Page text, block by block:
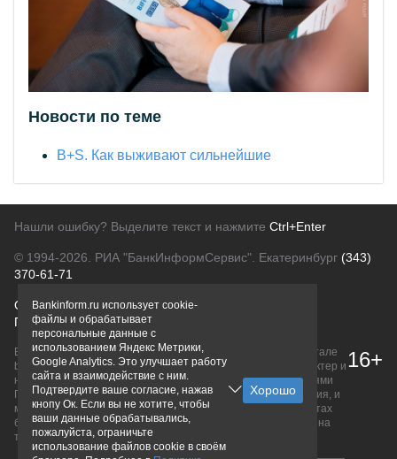
Новости по теме
B+S. Как выживают сильнейшие
Нашли ошибку? Выделите текст и нажмите Ctrl+Enter
© 1994-2026. РИА "БанкИнформСервис". Екатеринбург (343)
370-61-71
О проектеПолитика конфиденциальности
Правовая информацияДля рекламодателей
Вся информация о продуктах банков, размещенная на портале
bankinform.ru, носит исключительно ознакомительный характер и
не является публичной офертой, определяемой положениями
ГК РФ. Информация не содержит точного и полного описания, и
может быть изменена. Конечные условия уточняйте на сайтах
банков или при личном обращении. Исключительное право на
товарные знаки принадлежит их правообладателям.
16+
Bankinform.ru использует cookie-
файлы и обрабатывает
персональные данные с
использованием Яндекс Метрики,
Google Analytics. Это улучшает работу
сайта и взаимодействие с ним.
Подтвердите ваше согласие, нажав
кнопу Ок. Если вы не хотите, чтобы
ваши данные обрабатывались,
пожалуйста, ограничьте
использование файлов cookie в своём